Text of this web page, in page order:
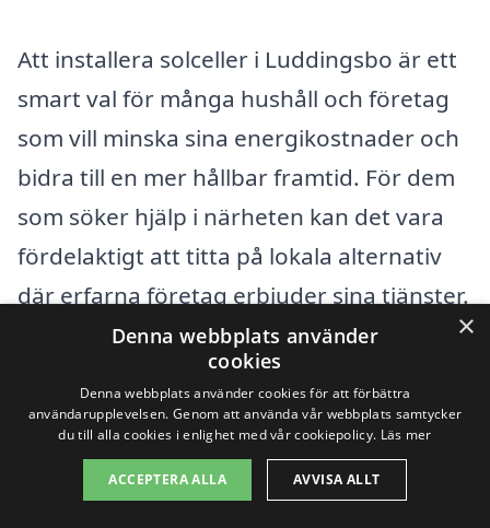
Att installera solceller i Luddingsbo är ett
smart val för många hushåll och företag
som vill minska sina energikostnader och
bidra till en mer hållbar framtid. För dem
som söker hjälp i närheten kan det vara
fördelaktigt att titta på lokala alternativ
där erfarna företag erbjuder sina tjänster.
Det finns många fördelar med att anlita
professionella installatörer som känner till
de specifika behov som finns i området.
Det kan vara en god idé att överväga att
×
Denna webbplats använder
cookies
Denna webbplats använder cookies för att förbättra
användarupplevelsen. Genom att använda vår webbplats samtycker
du till alla cookies i enlighet med vår cookiepolicy. Läs mer
ACCEPTERA ALLA AVVISA ALLT